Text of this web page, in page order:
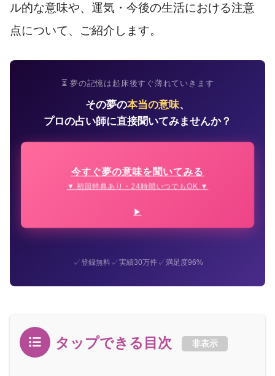
ル的な意味や、運気・今後の生活における注意
点について、ご紹介します。
⏳ 夢の記憶は起床後すぐ薄れていきます
その夢の本当の意味、
プロの占い師に直接聞いてみませんか？
今すぐ夢の意味を聞いてみる
▼ 初回特典あり・24時間いつでもOK ▼
✓登録無料✓実績30万件✓満足度96%
タップできる目次 非表示